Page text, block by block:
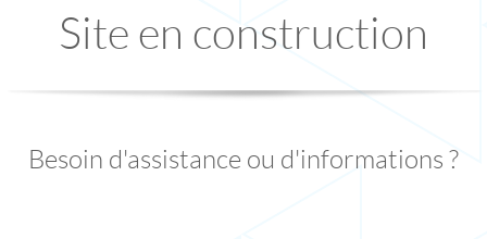
Site en construction
Besoin d'assistance ou d'informations ?